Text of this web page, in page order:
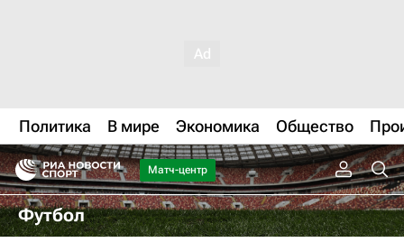
Политика В мире Экономика Общество
Матч-центр
Футбол